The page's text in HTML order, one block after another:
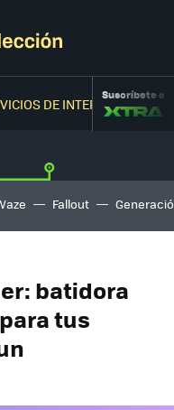
DE INTERNETSuscríbete a
Fallout
batidora
tus